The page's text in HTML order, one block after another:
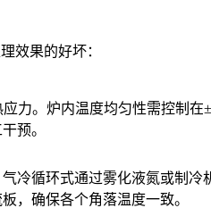
效果的好坏：
力。炉内温度均匀性需控制
预。
冷循环式通过雾化液氮或制
，确保各个角落温度一致。